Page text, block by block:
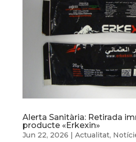
Alerta Sanitària: Retirada
producte «Erkexin»
Jun 22, 2026 Actualitat,